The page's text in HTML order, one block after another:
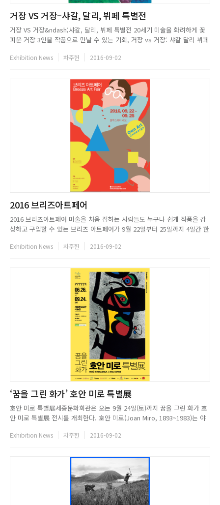
거장 VS 거장–샤갈, 달리, 뷔페 특별전
거장 VS 거장&ndash;샤갈, 달리, 뷔페 특별전 20세기 미술을 화려하게 꽃
피운 거장 3인을 작품으로 만날 수 있는 기회, 거장 vs 거장: 샤갈 달리 뷔페
독창적인 예술세계를 펼치며 근&middot;현대 미술사에서 중요한 자리를 차
Exhibition News 차주헌 2016-09-02
2016 브리즈아트페어
2016 브리즈아트페어 미술을 처음 접하는 사람들도 누구나 쉽게 작품을 감
상하고 구입할 수 있는 브리즈 아트페어가 9월 22일부터 25일까지 4일간 한
발굴을 위한 공개모집을 통해 직접 작가를 선정하고, 미술품 구매 장벽을 낮
Exhibition News 차주헌 2016-09-02
‘꿈을 그린 화가’ 호안 미로 특별展
호안 미로 특별展세종문화회관은 오는 9월 24일(토)까지 꿈을 그린 화가 호
안 미로 특별展 전시를 개최한다. 호안 미로(Joan Miro, 1893~1983)는 야
의 개성 있는 양식을 만들어낸 화가로 스페인에서 가장 존경받는 화가이기도
Exhibition News 차주헌 2016-09-02